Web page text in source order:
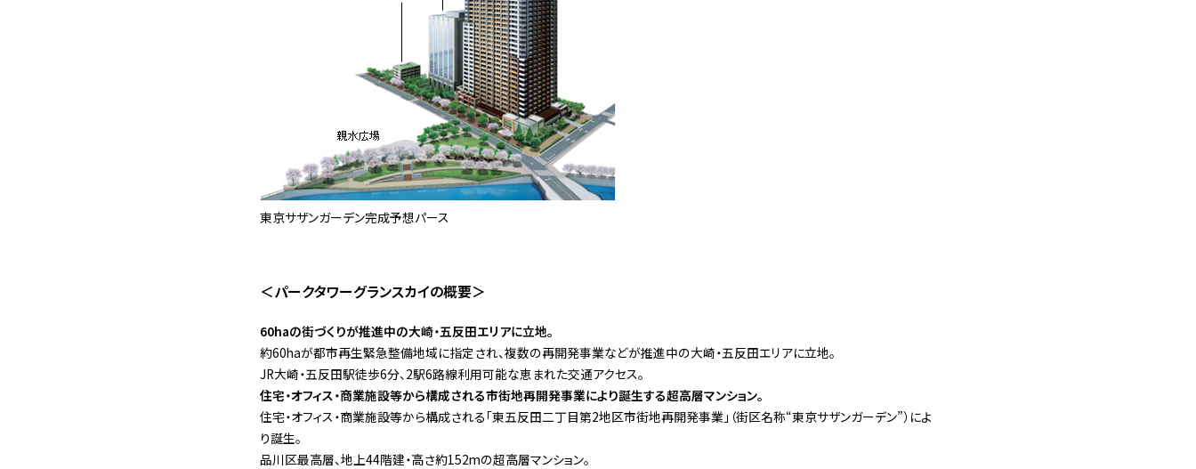
東京サザンガーデン完成予想パース
＜パークタワーグランスカイの概要＞
60haの街づくりが推進中の大崎・五反田エリアに立地。
約60haが都市再生緊急整備地域に指定され、複数の再開発事業などが推進中の大崎・五反田エリアに立地。
JR大崎・五反田駅徒歩6分、2駅6路線利用可能な恵まれた交通アクセス。
住宅・オフィス・商業施設等から構成される市街地再開発事業により誕生する超高層マンション。
住宅・オフィス・商業施設等から構成される「東五反田二丁目第2地区市街地再開発事業」（街区名称“東京サザンガーデン”）によ
り誕生。
品川区最高層、地上44階建・高さ約152mの超高層マンション。